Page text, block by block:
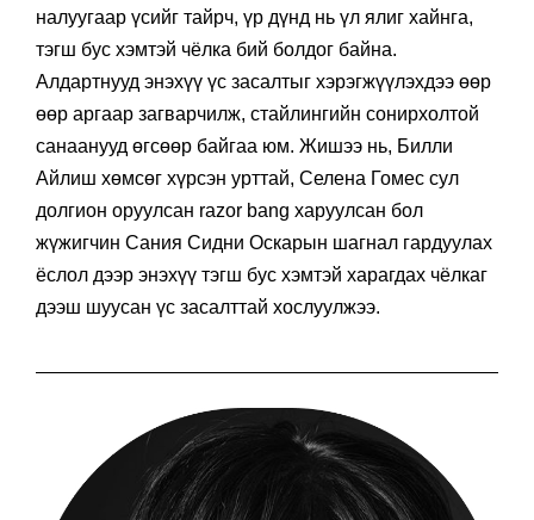
налуугаар үсийг тайрч, үр дүнд нь үл ялиг хайнга,
тэгш бус хэмтэй чёлка бий болдог байна.
Алдартнууд энэхүү үс засалтыг хэрэгжүүлэхдээ өөр
өөр аргаар загварчилж, стайлингийн сонирхолтой
санаанууд өгсөөр байгаа юм. Жишээ нь, Билли
Айлиш хөмсөг хүрсэн урттай, Селена Гомес сул
долгион оруулсан razor bang харуулсан бол
жүжигчин Сания Сидни Оскарын шагнал гардуулах
ёслол дээр энэхүү тэгш бус хэмтэй харагдах чёлкаг
дээш шуусан үс засалттай хослуулжээ.